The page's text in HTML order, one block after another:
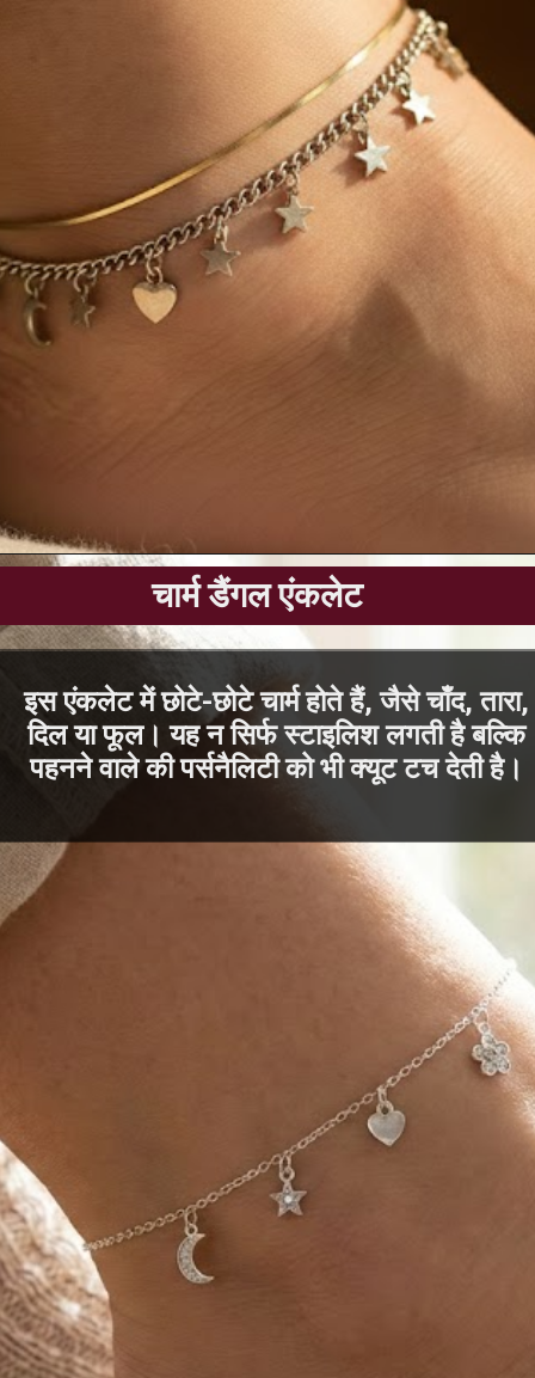
इस एंकलेट में छोटे-छोटे चार्म होते हैं, जैसे चाँद, तारा,
दिल या फूल। यह न सिर्फ स्टाइलिश लगती है बल्कि
पहनने वाले की पर्सनैलिटी को भी क्यूट टच देती है।
चार्म डैंगल एंकलेट